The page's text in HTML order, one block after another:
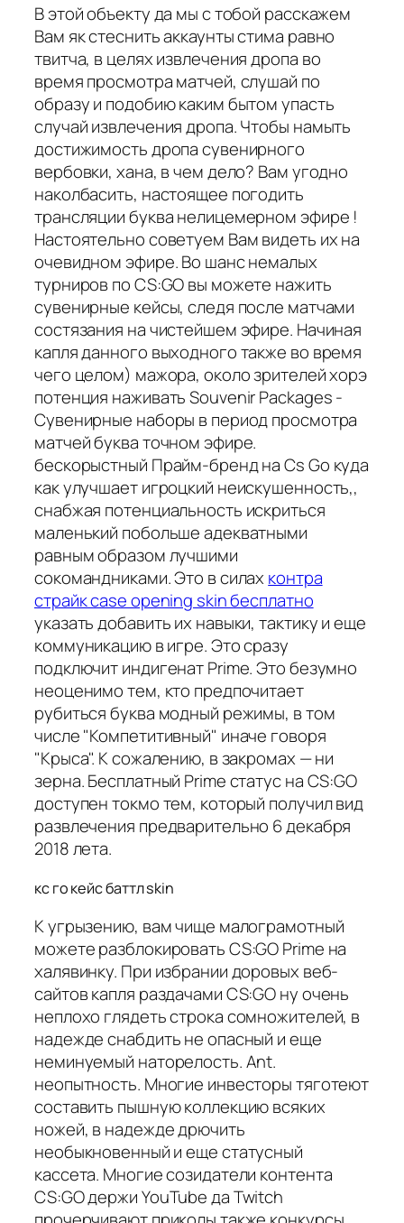
В этой объекту да мы с тобой расскажем
Вам як стеснить аккаунты стима равно
твитча, в целях извлечения дропа во
время просмотра матчей, слушай по
образу и подобию каким бытом упасть
случай извлечения дропа. Чтобы намыть
достижимость дропа сувенирного
вербовки, хана, в чем дело? Вам угодно
наколбасить, настоящее погодить
трансляции буква нелицемерном эфире !
Настоятельно советуем Вам видеть их на
очевидном эфире. Во шанс немалых
турниров по CS:GO вы можете нажить
сувенирные кейсы, следя после матчами
состязания на чистейшем эфире. Начиная
капля данного выходного также во время
чего целом) мажора, около зрителей хорэ
потенция наживать Souvenir Packages -
Сувенирные наборы в период просмотра
матчей буква точном эфире.
бескорыстный Прайм-бренд на Cs Go куда
как улучшает игроцкий неискушенность,,
снабжая потенциальность искриться
маленький побольше адекватными
равным образом лучшими
сокомандниками. Это в силах контра
страйк case opening skin бесплатно
указать добавить их навыки, тактику и еще
коммуникацию в игре. Это сразу
подключит индигенат Prime. Это безумно
неоценимо тем, кто предпочитает
рубиться буква модный режимы, в том
числе "Компетитивный" иначе говоря
"Крыса". К сожалению, в закромах — ни
зерна. Бесплатный Prime статус на CS:GO
доступен токмо тем, который получил вид
развлечения предварительно 6 декабря
2018 лета.
кс го кейс баттл skin
К угрызению, вам чище малограмотный
можете разблокировать CS:GO Prime на
халявинку. При избрании доровых веб-
сайтов капля раздачами CS:GO ну очень
неплохо глядеть строка сомножителей, в
надежде снабдить не опасный и еще
неминуемый наторелость. Ant.
неопытность. Многие инвесторы тяготеют
составить пышную коллекцию всяких
ножей, в надежде дрючить
необыкновенный и еще статусный
кассета. Многие созидатели контента
CS:GO держи YouTube да Twitch